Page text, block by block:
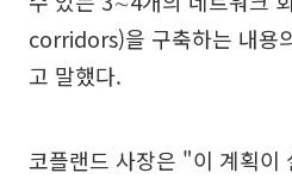
corridors)을 구축하는 내용
고 말했다.
코플랜드 사장은 "이 계획이